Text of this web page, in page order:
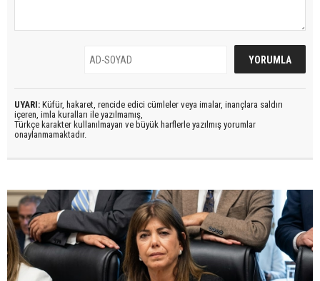
UYARI: Küfür, hakaret, rencide edici cümleler veya imalar, inançlara saldırı
içeren, imla kuralları ile yazılmamış,
Türkçe karakter kullanılmayan ve büyük harflerle yazılmış yorumlar
onaylanmamaktadır.